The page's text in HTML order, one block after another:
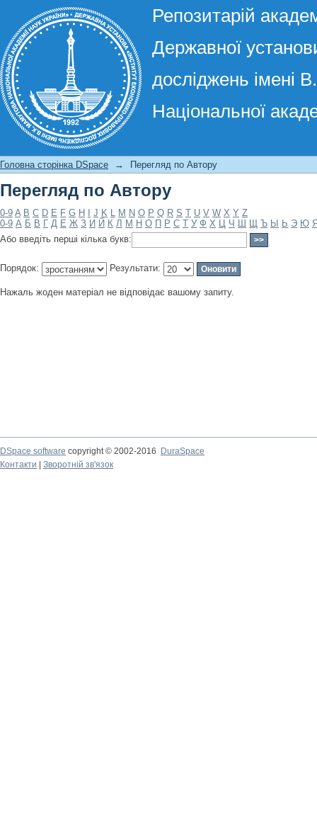
Репозитарій
Державної
досліджень імені
Національної
Перегляд по Автору
Головна сторінка DSpace → Перегляд по Автору
Перегляд по Автору
0-9 A B C D E F G H J K L M N O P Q R S T U V W X Y Z
0-9 А Б В Г Д Е Ж З И Й К Л М Н О П Р С Т У Ф Х Ц Ч Ш Щ Ъ Ы Ь Э Ю
Або введіть перші кілька букв:
Порядок: Результати:
Нажаль жоден матеріал не відповідає вашому запиту.
DSpace software copyright © 2002-2016
DuraSpace
Контакти
Зворотній зв'язок